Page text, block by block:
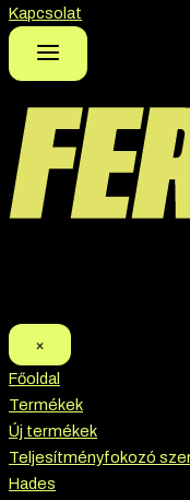
Kapcsolat
×
Főoldal
Termékek
Új termékek
Teljesítményfokozó
Hades